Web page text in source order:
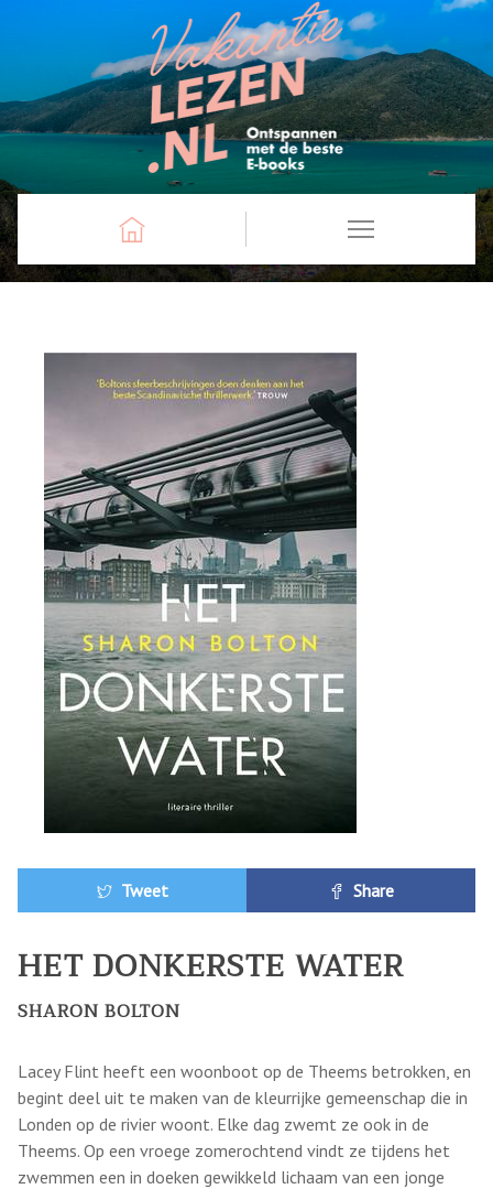
Tweet Share
HET DONKERSTE WATER
SHARON BOLTON
Lacey Flint heeft een woonboot op de Theems betrokken, en
begint deel uit te maken van de kleurrijke gemeenschap die in
Londen op de rivier woont. Elke dag zwemt ze ook in de
Theems. Op een vroege zomerochtend vindt ze tijdens het
zwemmen een in doeken gewikkeld lichaam van een jonge